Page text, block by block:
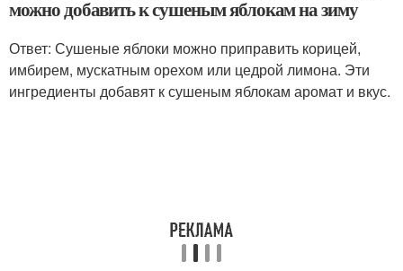
можно добавить к сушеным яблокам на зиму
Ответ: Сушеные яблоки можно приправить корицей,
имбирем, мускатным орехом или цедрой лимона. Эти
ингредиенты добавят к сушеным яблокам аромат и вкус.